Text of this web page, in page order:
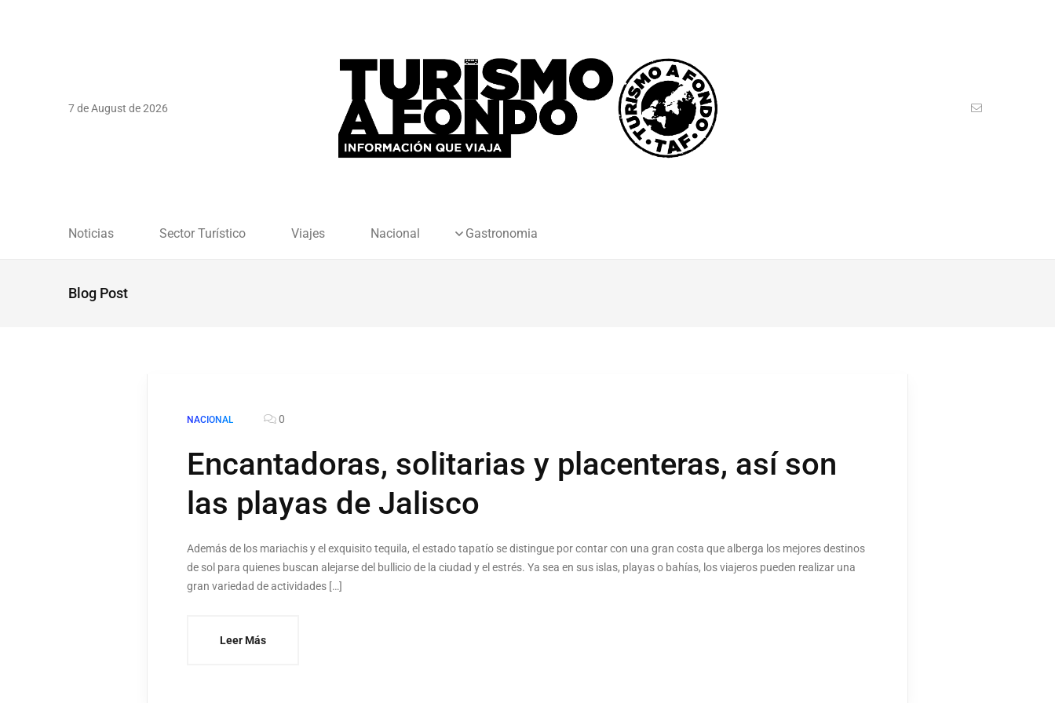
7 de August de 2026
Noticias Sector Turístico Viajes Nacional Gastronomia
Blog Post
NACIONAL 0
Encantadoras, solitarias y placenteras, así son
las playas de Jalisco
Además de los mariachis y el exquisito tequila, el estado tapatío se distingue por contar con una gran costa que alberga los mejores destinos
de sol para quienes buscan alejarse del bullicio de la ciudad y el estrés. Ya sea en sus islas, playas o bahías, los viajeros pueden realizar una
gran variedad de actividades […]
Leer Más